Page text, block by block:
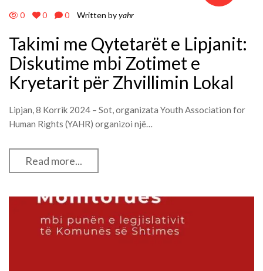
0 0 0 Written byyahr
Takimi me Qytetarët e Lipjanit:
Diskutime mbi Zotimet e
Kryetarit për Zhvillimin Lokal
Lipjan, 8 Korrik 2024 – Sot, organizata Youth Association for
Human Rights (YAHR) organizoi një…
Read more...